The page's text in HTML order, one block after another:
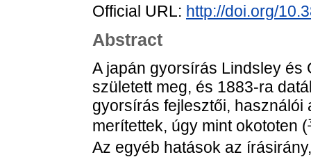
Official URL: http://doi.org/
Abstract
A japán gyorsírás Lindsley
született meg, és 1883-ra
gyorsírás fejlesztői,
merítettek, úgy mint okototen
Az egyéb hatások az